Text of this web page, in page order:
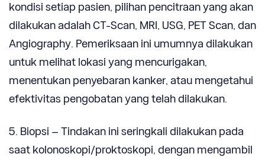
kondisi setiap pasien, pilihan pencitraan yang akan
dilakukan adalah CT-Scan, MRI, USG, PET Scan, dan
Angiography. Pemeriksaan ini umumnya dilakukan
untuk melihat lokasi yang mencurigakan,
menentukan penyebaran kanker, atau mengetahui
efektivitas pengobatan yang telah dilakukan.
5. Biopsi – Tindakan ini seringkali dilakukan pada
saat kolonoskopi/proktoskopi, dengan mengambil